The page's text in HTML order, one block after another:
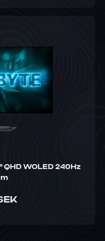
QHD WOLED 240Hz